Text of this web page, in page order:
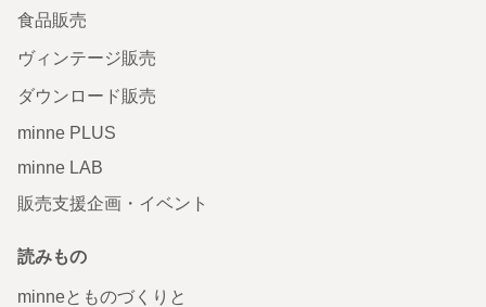
食品販売
ヴィンテージ販売
ダウンロード販売
minne PLUS
minne LAB
販売支援企画・イベント
読みもの
minneとものづくりと